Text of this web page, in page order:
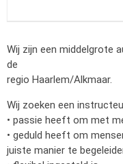
Wij zijn een middelgrote
de
regio Haarlem/Alkmaar.
Wij zoeken een
• passie heeft om met
• geduld heeft om
juiste manier te